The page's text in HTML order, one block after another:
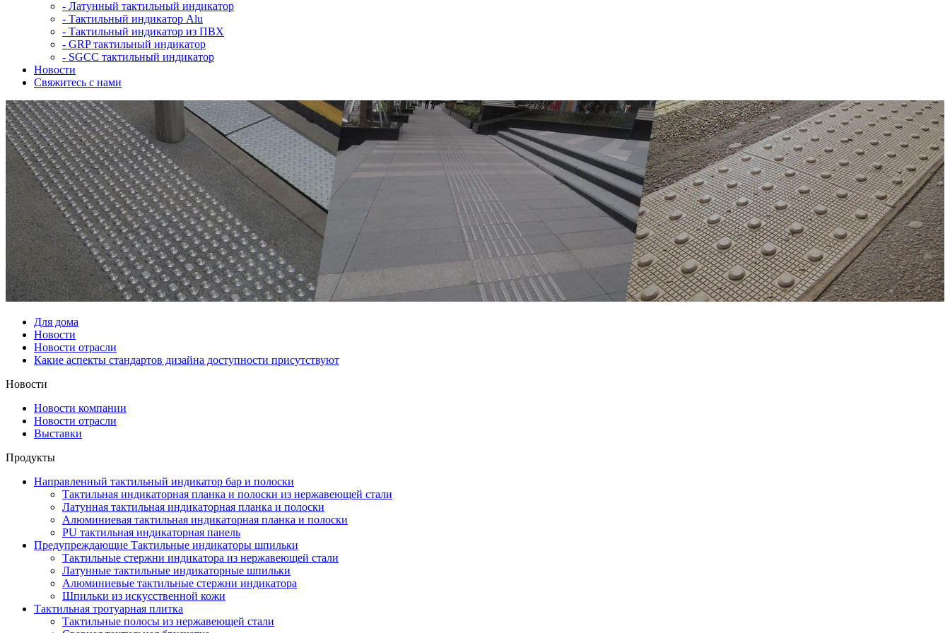
- Латунный тактильный индикатор
- Тактильный индикатор Alu
- Тактильный индикатор из ПВХ
- GRP тактильный индикатор
- SGCC тактильный индикатор
Новости
Свяжитесь с нами
Для дома
Новости
Новости отрасли
Какие аспекты стандартов дизайна доступности присутствуют
Новости
Новости компании
Новости отрасли
Выставки
Продукты
Направленный тактильный индикатор бар и полоски
Тактильная индикаторная планка и полоски из нержавеющей стали
Латунная тактильная индикаторная планка и полоски
Алюминиевая тактильная индикаторная планка и полоски
PU тактильная индикаторная панель
Предупреждающие Тактильные индикаторы шпильки
Тактильные стержни индикатора из нержавеющей стали
Латунные тактильные индикаторные шпильки
Алюминиевые тактильные стержни индикатора
Шпильки из искусственной кожи
Тактильная тротуарная плитка
Тактильные полосы из нержавеющей стали